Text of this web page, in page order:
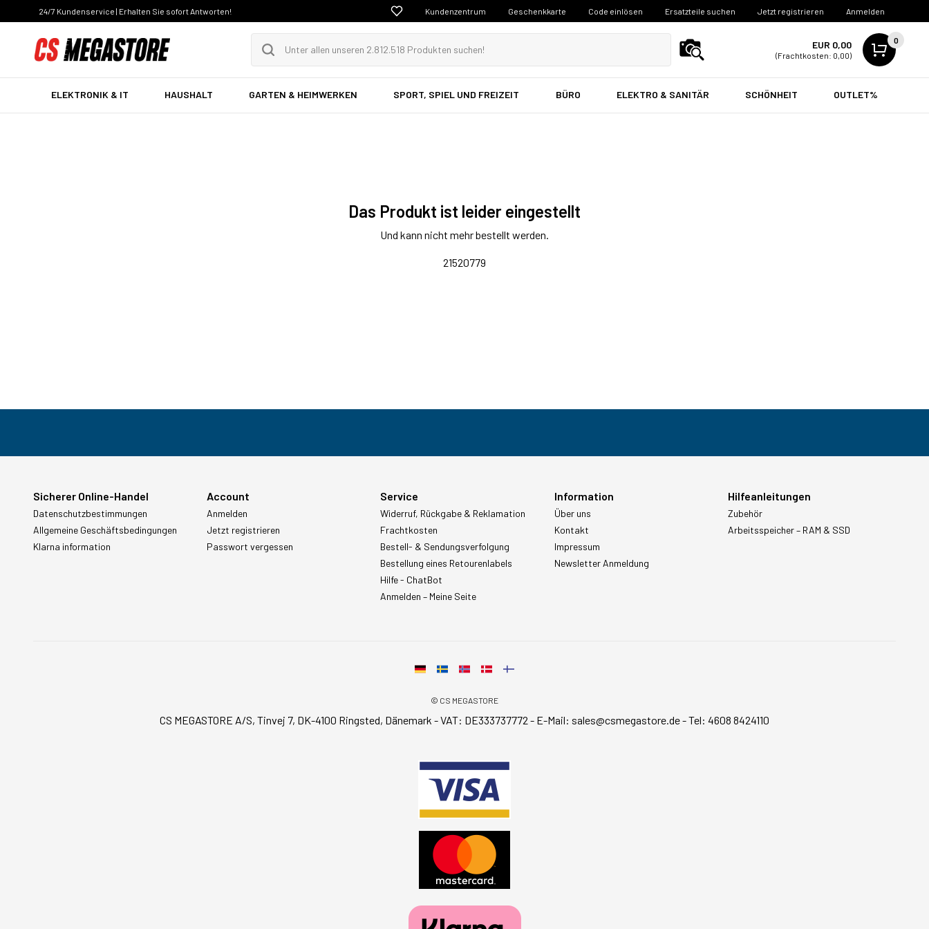
24/7 Kundenservice | Erhalten Sie sofort Antworten! Kundenzentrum Geschenkkarte Code einlösen Ersatzteile suchen Jetzt registrieren Anmelden
EUR 0,00
(Frachtkosten: 0,00)
0
ELEKTRONIK & IT HAUSHALT GARTEN & HEIMWERKEN SPORT, SPIEL UND FREIZEIT BÜRO ELEKTRO & SANITÄR SCHÖNHEIT OUTLET%
Das Produkt ist leider eingestellt
Und kann nicht mehr bestellt werden.
21520779
Sicherer Online-Handel
Datenschutzbestimmungen
Allgemeine Geschäftsbedingungen
Klarna information
Account
Anmelden
Jetzt registrieren
Passwort vergessen
Service
Widerruf, Rückgabe & Reklamation
Frachtkosten
Bestell- & Sendungsverfolgung
Bestellung eines Retourenlabels
Hilfe - ChatBot
Anmelden – Meine Seite
Information
Über uns
Kontakt
Impressum
Newsletter Anmeldung
Hilfeanleitungen
Zubehör
Arbeitsspeicher – RAM & SSD
© CS MEGASTORE
CS MEGASTORE A/S, Tinvej 7, DK-4100 Ringsted, Dänemark - VAT: DE333737772 - E-Mail: sales@csmegastore.de-Tel: 4608 8424110